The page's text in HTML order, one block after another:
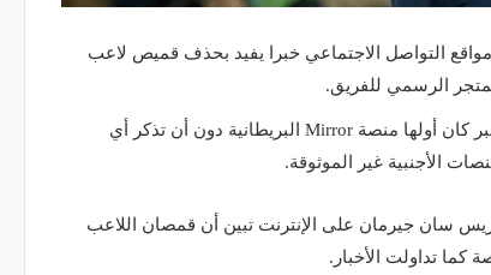
التواصل الاجتماعي خبرا يفيد بحذف قميص لاعب
الرسمي للفريق.
وبالرجوع إلى المنصات التي تداولت الخبر كان أولها منصة Mirror البريطانية دون أن تذكر أي
الأجنبية غير الموثوقة.
سان جيرمان على الإنترنت تبين أن قمصان اللاعب
كما تداولت الأخبار.